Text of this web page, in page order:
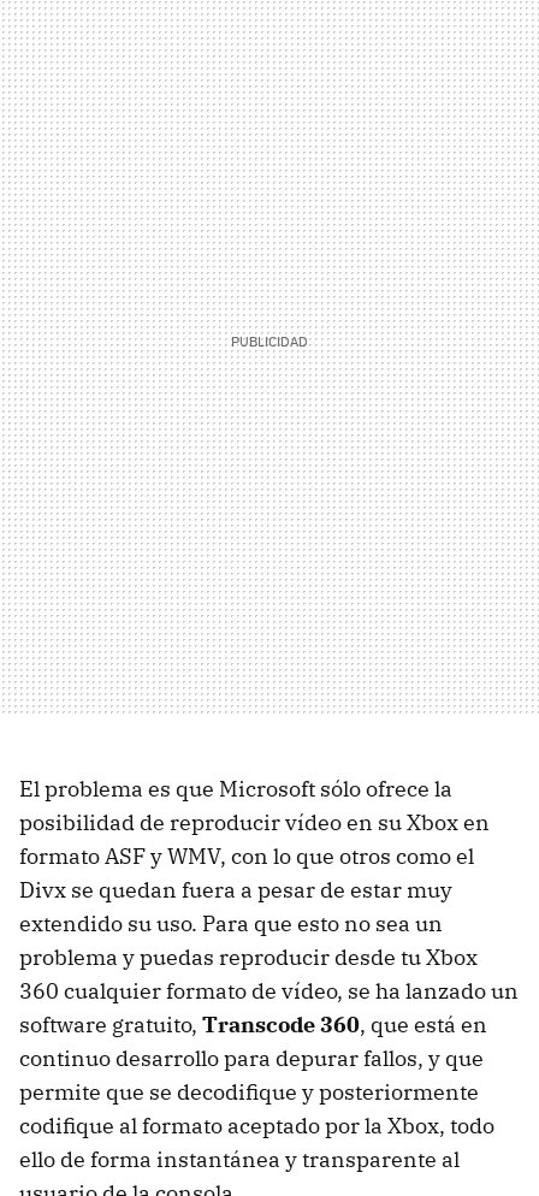
El problema es que Microsoft sólo ofrece la
posibilidad de reproducir vídeo en su Xbox en
formato ASF y WMV, con lo que otros como el
Divx se quedan fuera a pesar de estar muy
extendido su uso. Para que esto no sea un
problema y puedas reproducir desde tu Xbox
360 cualquier formato de vídeo, se ha lanzado un
software gratuito, Transcode 360, que está en
continuo desarrollo para depurar fallos, y que
permite que se decodifique y posteriormente
codifique al formato aceptado por la Xbox, todo
ello de forma instantánea y transparente al